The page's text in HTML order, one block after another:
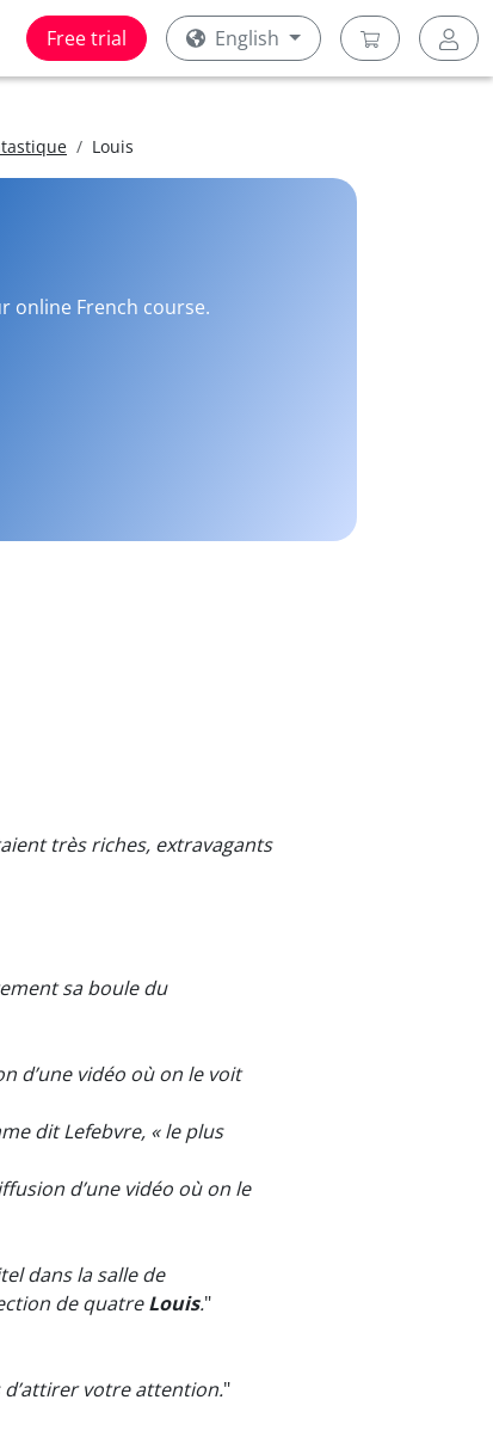
Free trial English
Louis
online French course.
très riches, extravagants
sa boule du
d’une vidéo où on le voit
dit Lefebvre, « le plus
d’une vidéo où on le
dans la salle de
de quatreLouis."
votre attention."